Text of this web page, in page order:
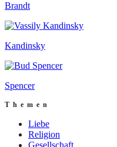
Brandt
Kandinsky
Spencer
Themen
Liebe
Religion